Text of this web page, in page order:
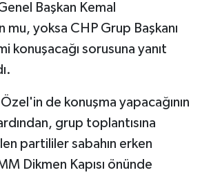
Başkan Kemal
mu, yoksa CHP Grup Başkanı
konuşacağı sorusuna yanıt
Özel'in de konuşma yapacağının
grup toplantısına
partililer sabahın erken
Dikmen Kapısı önünde